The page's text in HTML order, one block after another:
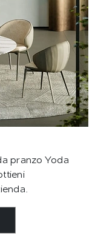
pranzo Yoda